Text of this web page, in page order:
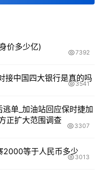
价多少亿)
7392
接中国四大银行是真的吗
3541
单_加油站回应保时捷加
正扩大范围调查
3307
2000等于人民币多少
3013